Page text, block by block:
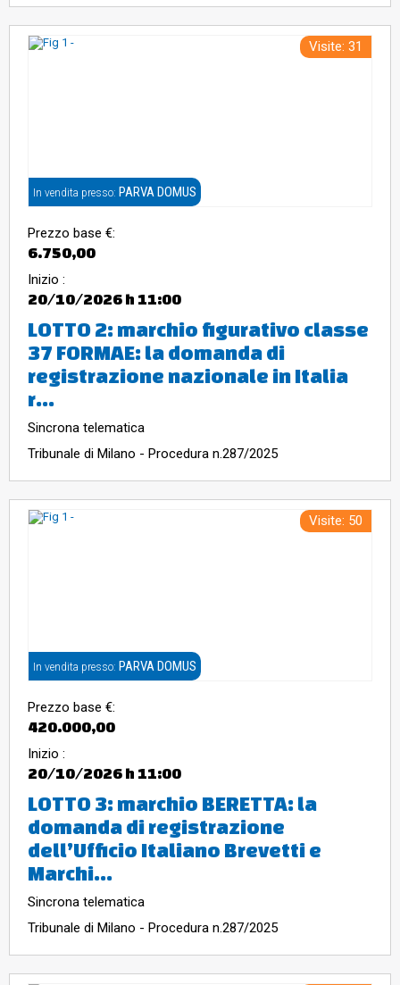
In vendita presso: PARVA DOMUS
Visite: 31
Prezzo base €:
6.750,00
Inizio :
20/10/2026 h 11:00
LOTTO 2: marchio figurativo classe
37 FORMAE: la domanda di
registrazione nazionale in Italia
r...
Sincrona telematica
Tribunale di Milano - Procedura n.287/2025
In vendita presso: PARVA DOMUS
Visite: 50
Prezzo base €:
420.000,00
Inizio :
20/10/2026 h 11:00
LOTTO 3: marchio BERETTA: la
domanda di registrazione
dell’Ufficio Italiano Brevetti e
Marchi...
Sincrona telematica
Tribunale di Milano - Procedura n.287/2025